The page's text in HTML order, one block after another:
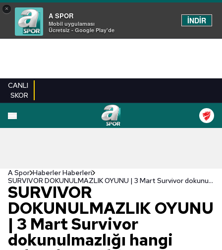
×
A SPOR
Mobil uygulaması
Ücretsiz - Google Play'de
İNDİR
CANLI
SKOR
A Spor Haberler Haberleri
SURVIVOR DOKUNULMAZLIK OYUNU | 3 Mart Survivor dokunulmazlığı hangi takım kazandı?
SURVIVOR
DOKUNULMAZLIK OYUNU
| 3 Mart Survivor
dokunulmazlığı hangi